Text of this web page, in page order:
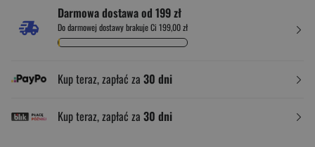
Darmowa dostawa od 199 zł
Do darmowej dostawy brakuje Ci 199,00 zł
Kup teraz, zapłać za 30 dni
Kup teraz, zapłać za 30 dni